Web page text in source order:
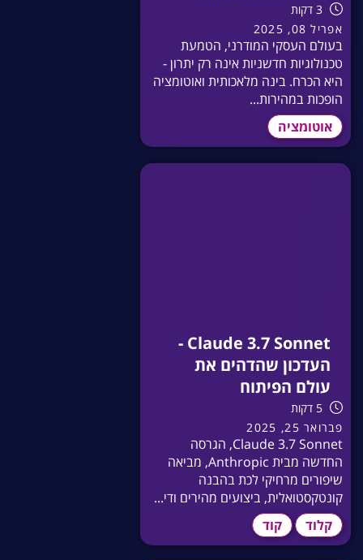
3 דקות
אפריל 08, 2025
בעולם העסקי המודרני, הטמעת
טכנולוגיות חדשניות אינה רק יתרון -
היא הכרח. בינה מלאכותית ואוטומציה
הופכות במהירות...
אוטומציה
Claude 3.7 Sonnet -
העדכון שהדהים את
עולם הפיתוח
5 דקות
פברואר 25, 2025
Claude 3.7 Sonnet, הגרסה
החדשה מבית Anthropic, מביאה
שיפורים מרחיקי לכת בהבנה
קונטקסטואלית, ביצועים מהירים ודי...
קלוד
קוד